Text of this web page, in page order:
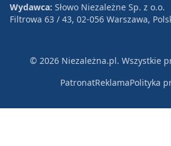
Wydawca: Słowo Niezależne Sp. z o.o.
Filtrowa 63 / 43, 02-056 Warszawa,
© 2026 Niezależna.pl. Wszystkie
PatronatReklamaPolityka